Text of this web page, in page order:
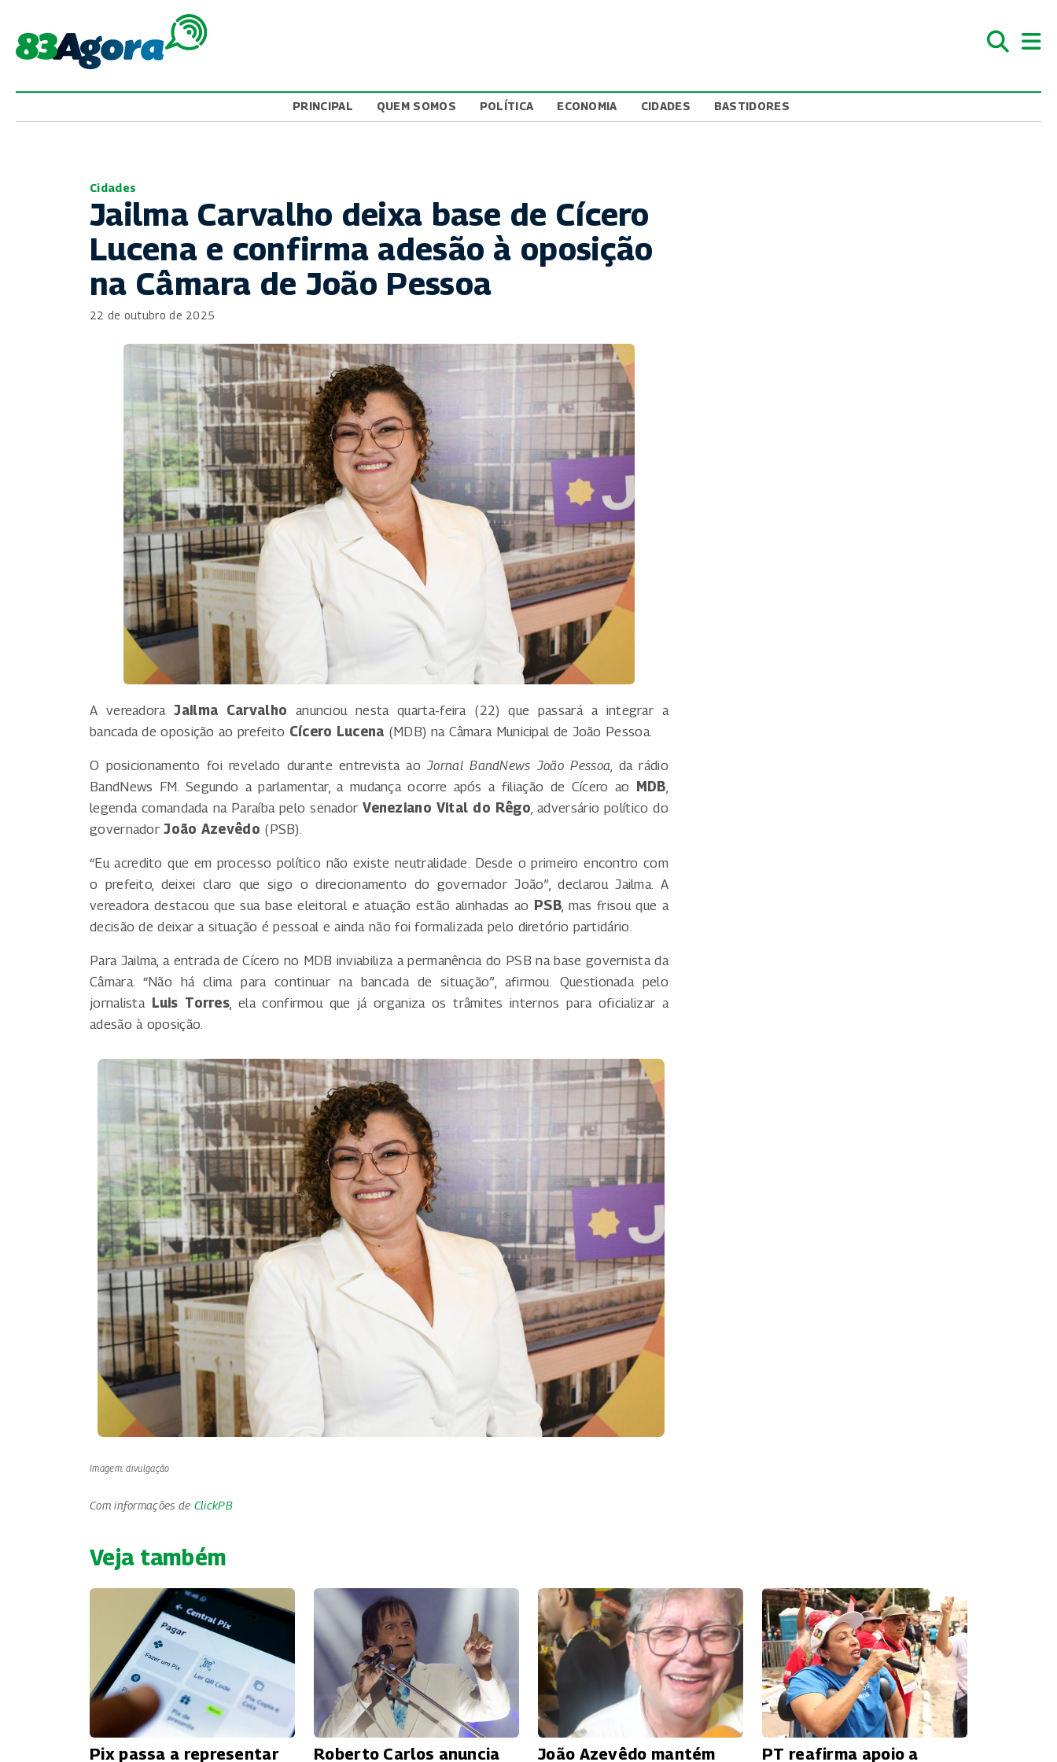
PRINCIPAL QUEM SOMOS POLÍTICA ECONOMIA CIDADES BASTIDORES
Cidades
Jailma Carvalho deixa base de Cícero
Lucena e confirma adesão à oposição
na Câmara de João Pessoa
22 de outubro de 2025
A vereadoraJailma Carvalho anunciou nesta quarta-feira (22) que passará a integrar a
bancada de oposição ao prefeito Cícero Lucena (MDB) na Câmara Municipal de João Pessoa.
O posicionamento foi revelado durante entrevista aoJornal BandNews João Pessoa, da rádio
BandNews FM. Segundo a parlamentar, a mudança ocorre após a filiação de Cícero ao
MDB,
legenda comandada na Paraíba pelo senadorVeneziano Vital do Rêgo, adversário político do
governadorJoão Azevêdo (PSB).
“Eu acredito que em processo político não existe neutralidade. Desde o primeiro encontro com
o prefeito, deixei claro que sigo o direcionamento do governador João”, declarou Jailma. A
vereadora destacou que sua base eleitoral e atuação estão alinhadas ao PSB, mas frisou que a
decisão de deixar a situação é pessoal e ainda não foi formalizada pelo diretório partidário.
Para Jailma, a entrada de Cícero no MDB inviabiliza a permanência do PSB na base governista da
Câmara. “Não há clima para continuar na bancada de situação”, afirmou. Questionada pelo
jornalista Luis Torres, ela confirmou que já organiza os trâmites internos para oficializar a
adesão à oposição.
Imagem: divulgação
Com informações de ClickPB
Veja também
Pix passa a representar Roberto Carlos anuncia João Azevêdo mantém PT reafirma apoio a